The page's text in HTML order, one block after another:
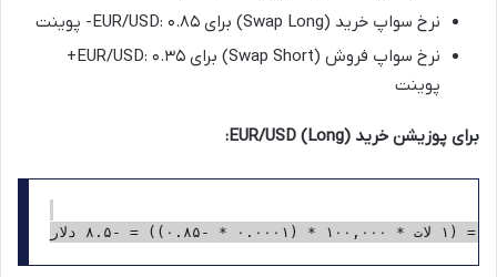
نرخ سواپ خرید (Swap Long) برای EUR/USD: ۰.۸۵- پوینت
نرخ سواپ فروش (Swap Short) برای EUR/USD: ۰.۳۵+
پوینت
برای پوزیشن خرید (Long) EUR/USD: